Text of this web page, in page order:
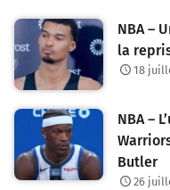
d
e
s
r
NBA –
la
18
NBA –
Butler
26